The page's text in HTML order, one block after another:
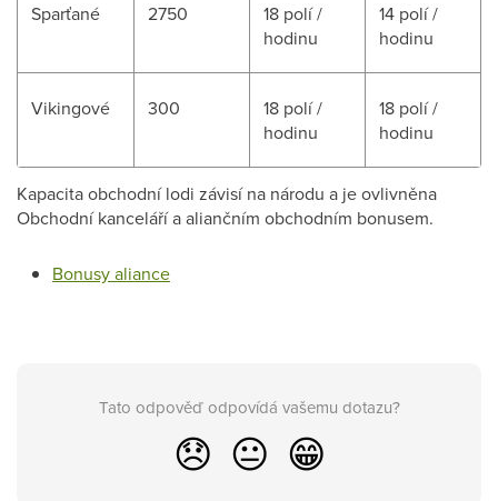
Sparťané 2750
18 polí /
hodinu
14 polí /
hodinu
Vikingové 300
18 polí /
hodinu
18 polí /
hodinu
Kapacita obchodní lodi závisí na národu a je ovlivněna
Obchodní kanceláří a aliančním obchodním bonusem.
Bonusy aliance
Tato odpověď odpovídá vašemu dotazu?
😞 😐 😁